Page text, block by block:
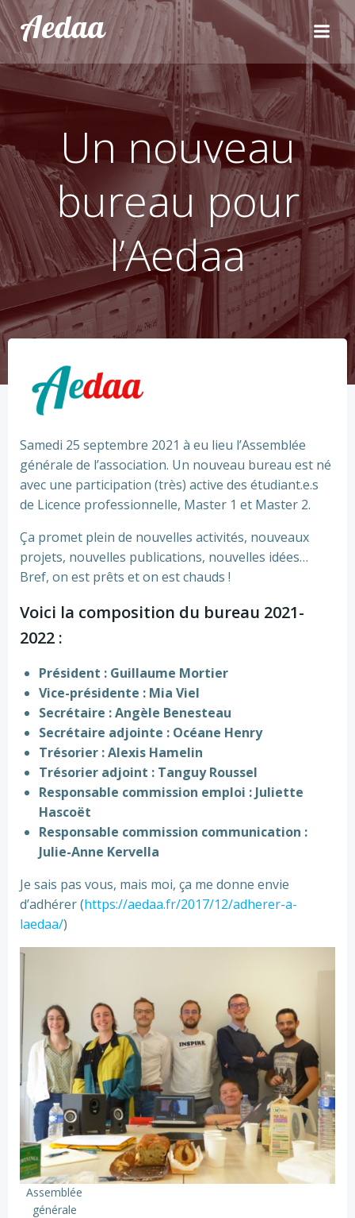
Aller
au
contenu
Aedaa
Un nouveau
bureau pour
l’Aedaa
Samedi 25 septembre 2021 à eu lieu l’Assemblée
générale de l’association. Un nouveau bureau est né
avec une participation (très) active des étudiant.e.s
de Licence professionnelle, Master 1 et Master 2.
Ça promet plein de nouvelles activités, nouveaux
projets, nouvelles publications, nouvelles idées…
Bref, on est prêts et on est chauds !
Voici la composition du bureau 2021-
2022 :
Président : Guillaume Mortier
Vice-présidente : Mia Viel
Secrétaire : Angèle Benesteau
Secrétaire adjointe : Océane Henry
Trésorier : Alexis Hamelin
Trésorier adjoint : Tanguy Roussel
Responsable commission emploi : Juliette
Hascoët
Responsable commission communication :
Julie-Anne Kervella
Je sais pas vous, mais moi, ça me donne envie
d’adhérer (https://aedaa.fr/2017/12/adherer-a-
laedaa/)
Assemblée
générale